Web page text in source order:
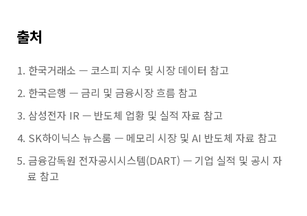
출처
한국거래소 — 코스피 지수 및 시장 데이터 참고
한국은행 — 금리 및 금융시장 흐름 참고
삼성전자 IR — 반도체 업황 및 실적 자료 참고
SK하이닉스 뉴스룸 — 메모리 시장 및 AI 반도체 자료 참고
금융감독원 전자공시시스템(DART) — 기업 실적 및 공시 자
료 참고